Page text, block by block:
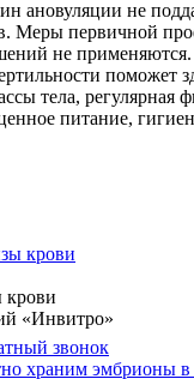
ановуляции не
Меры первичной
не
поможет
тела, регулярная
питание,
крови
«Инвитро»
звонок